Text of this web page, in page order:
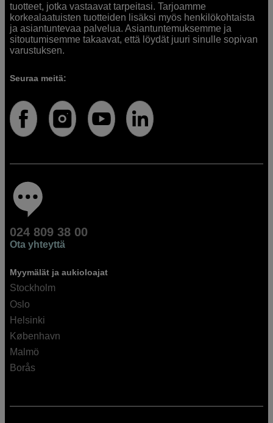
tuotteet, jotka vastaavat tarpeitasi. Tarjoamme
korkealaatuisten tuotteiden lisäksi myös henkilökohtaista
ja asiantuntevaa palvelua. Asiantuntemuksemme ja
sitoutumisemme takaavat, että löydät juuri sinulle sopivan
varustuksen.
Seuraa meitä:
024 809 38 00
Ota yhteyttä
Myymälät ja aukioloajat
Stockholm
Oslo
Helsinki
København
Malmö
Borås